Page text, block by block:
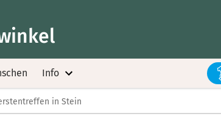
Info
in Stein